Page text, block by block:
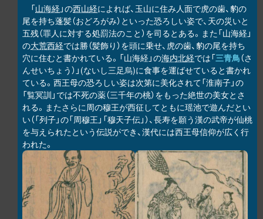
「山海経 」の西山経によれば、玉山に住み人面で虎の歯、豹の
尾を持ち蓬髪（おどろがみ）といった恐ろしい姿で、天の災いと
五残（罪人に対する処罰法のこと）を司るとある。また「山海経」
の大荒西経では勝（髪飾り）を頭に乗せ、虎の歯、豹の尾を持ち
穴に住むと書かれている。「山海経」の海内北経では「三青鳥（さ
んせいちょう）」(ないし三足烏)に食事を運ばせていると書かれ
ている。西王母の恐ろしい姿は次第に美化されて「淮南子」の
「覧冥訓」では不死の薬（三千年の桃）をもった絶世の美女とさ
れる。またさらに周の穆王が西征してともに瑶池で遊んだとい
い（「列子」の「周穆王」「穆天子伝」）、長寿を願う漢の武帝が仙桃
を与えられたという伝説ができ、漢代には西王母信仰が広く行
われた。